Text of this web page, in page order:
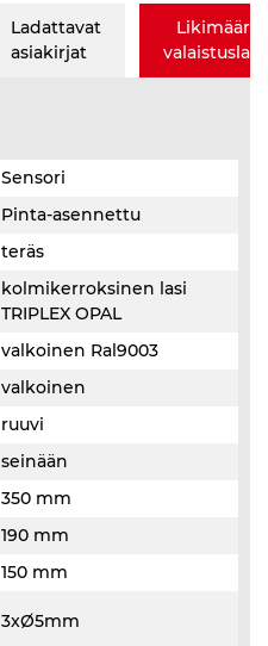
Ladattavat
asiakirjat
Sensori
Pinta-asennettu
teräs
kolmikerroksinen lasi
TRIPLEX OPAL
valkoinen Ral9003
valkoinen
ruuvi
seinään
350 mm
190 mm
150 mm
3xØ5mm